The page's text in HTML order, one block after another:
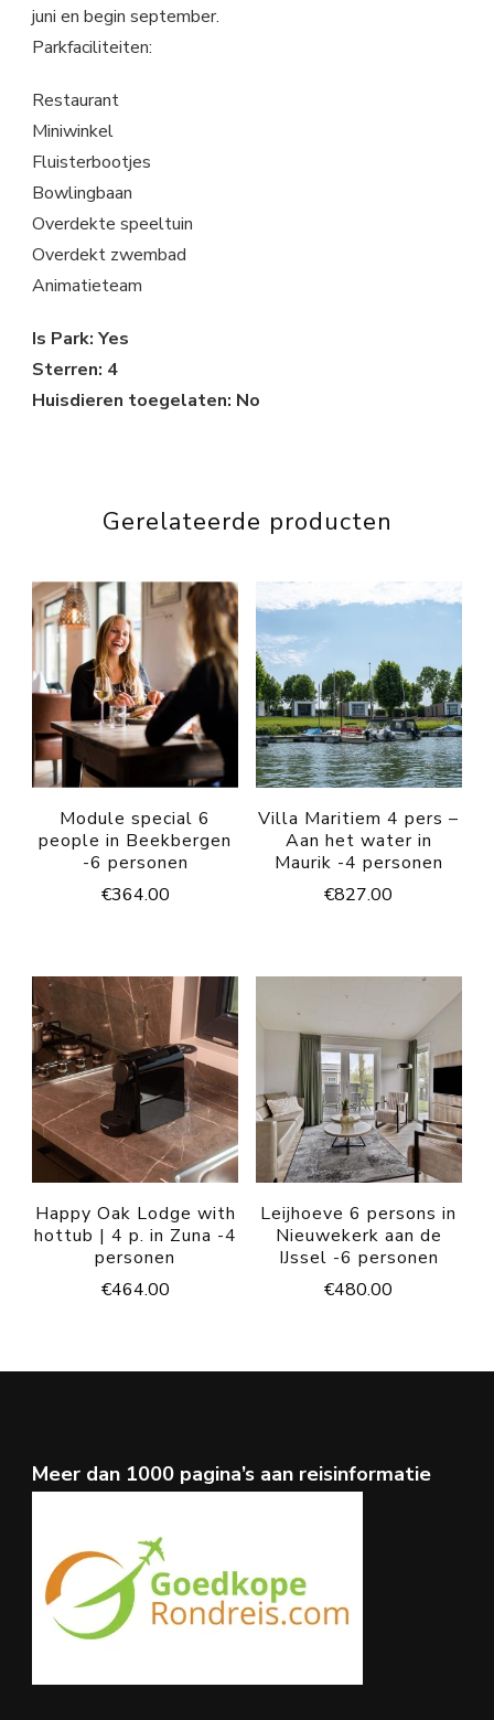
juni en begin september.
Parkfaciliteiten:
Restaurant
Miniwinkel
Fluisterbootjes
Bowlingbaan
Overdekte speeltuin
Overdekt zwembad
Animatieteam
Is Park: Yes
Sterren: 4
Huisdieren toegelaten: No
Gerelateerde producten
Module special 6
people in Beekbergen
-6 personen
€364.00
Villa Maritiem 4 pers –
Aan het water in
Maurik -4 personen
€827.00
Happy Oak Lodge with
hottub | 4 p. in Zuna -4
personen
€464.00
Leijhoeve 6 persons in
Nieuwekerk aan de
IJssel -6 personen
€480.00
Meer dan 1000 pagina’s aan reisinformatie